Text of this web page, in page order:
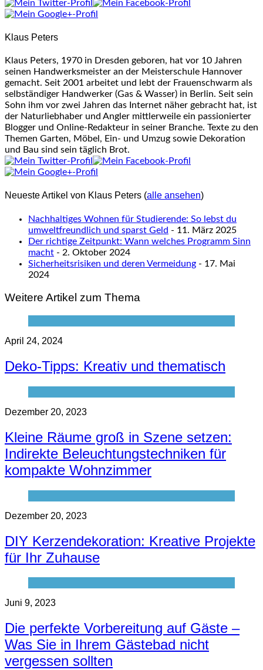
Klaus Peters
Klaus Peters, 1970 in Dresden geboren, hat vor 10 Jahren
seinen Handwerksmeister an der Meisterschule Hannover
gemacht. Seit 2001 arbeitet und lebt der Frauenschwarm als
selbständiger Handwerker (Gas & Wasser) in Berlin. Seit sein
Sohn ihm vor zwei Jahren das Internet näher gebracht hat, ist
der Naturliebhaber und Angler mittlerweile ein passionierter
Blogger und Online-Redakteur in seiner Branche. Texte zu den
Themen Garten, Möbel, Ein- und Umzug sowie Dekoration
und Bau sind sein täglich Brot.
Neueste Artikel von Klaus Peters (alle ansehen)
Nachhaltiges Wohnen für Studierende: So lebst du
umweltfreundlich und sparst Geld - 11. März 2025
Der richtige Zeitpunkt: Wann welches Programm Sinn
macht - 2. Oktober 2024
Sicherheitsrisiken und deren Vermeidung - 17. Mai
2024
Weitere Artikel zum Thema
April 24, 2024
Deko-Tipps: Kreativ und thematisch
Dezember 20, 2023
Kleine Räume groß in Szene setzen:
Indirekte Beleuchtungstechniken für
kompakte Wohnzimmer
Dezember 20, 2023
DIY Kerzendekoration: Kreative Projekte
für Ihr Zuhause
Juni 9, 2023
Die perfekte Vorbereitung auf Gäste –
Was Sie in Ihrem Gästebad nicht
vergessen sollten